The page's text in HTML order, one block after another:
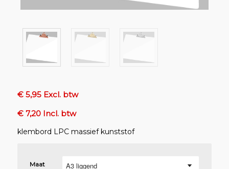
€ 5,95 Excl. btw
€ 7,20 Incl. btw
klembord LPC massief kunststof
Maat